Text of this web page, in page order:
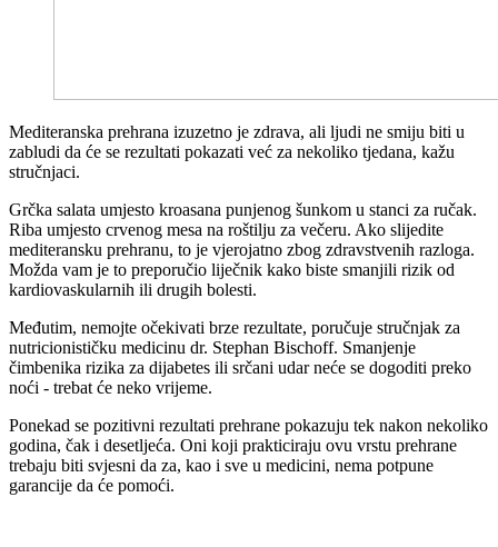
Mediteranska prehrana izuzetno je zdrava, ali ljudi ne smiju biti u
zabludi da će se rezultati pokazati već za nekoliko tjedana, kažu
stručnjaci.
Grčka salata umjesto kroasana punjenog šunkom u stanci za ručak.
Riba umjesto crvenog mesa na roštilju za večeru. Ako slijedite
mediteransku prehranu, to je vjerojatno zbog zdravstvenih razloga.
Možda vam je to preporučio liječnik kako biste smanjili rizik od
kardiovaskularnih ili drugih bolesti.
Međutim, nemojte očekivati brze rezultate, poručuje stručnjak za
nutricionističku medicinu dr. Stephan Bischoff. Smanjenje
čimbenika rizika za dijabetes ili srčani udar neće se dogoditi preko
noći - trebat će neko vrijeme.
Ponekad se pozitivni rezultati prehrane pokazuju tek nakon nekoliko
godina, čak i desetljeća. Oni koji prakticiraju ovu vrstu prehrane
trebaju biti svjesni da za, kao i sve u medicini, nema potpune
garancije da će pomoći.